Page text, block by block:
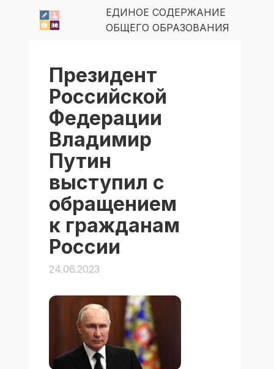
ЕДИНОЕ СОДЕРЖАНИЕ
ОБЩЕГО ОБРАЗОВАНИЯ
Президент
Российской
Федерации
Владимир
Путин
выступил с
обращением
к гражданам
России
24.06.2023